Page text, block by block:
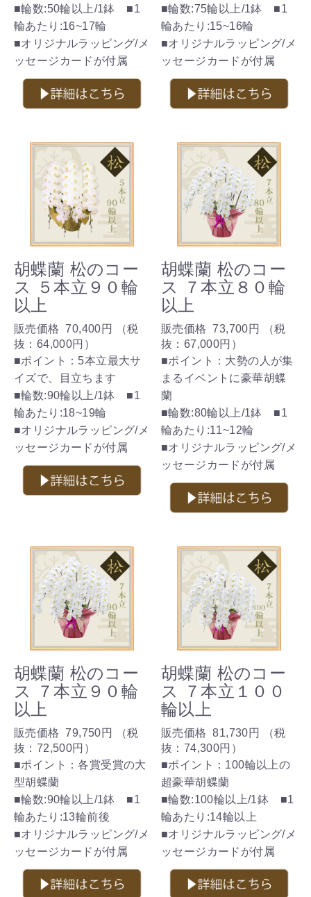
■輪数:50輪以上/1鉢 ■1
輪あたり:16~17輪
■オリジナルラッピング/メ
ッセージカードが付属
■輪数:75輪以上/1鉢 ■1
輪あたり:15~16輪
■オリジナルラッピング/メ
ッセージカードが付属
胡蝶蘭 松のコー
ス ５本立９０輪
以上
販売価格 70,400円
（税
抜： 64,000円 ）
■ポイント：5本立最大サ
イズで、目立ちます
■輪数:90輪以上/1鉢 ■1
輪あたり:18~19輪
■オリジナルラッピング/メ
ッセージカードが付属
胡蝶蘭 松のコー
ス ７本立８０輪
以上
販売価格 73,700円
（税
抜： 67,000円 ）
■ポイント：大勢の人が集
まるイベントに豪華胡蝶
蘭
■輪数:80輪以上/1鉢 ■1
輪あたり:11~12輪
■オリジナルラッピング/メ
ッセージカードが付属
胡蝶蘭 松のコー
ス ７本立９０輪
以上
販売価格 79,750円
（税
抜： 72,500円 ）
■ポイント：各賞受賞の大
型胡蝶蘭
■輪数:90輪以上/1鉢 ■1
輪あたり:13輪前後
■オリジナルラッピング/メ
ッセージカードが付属
胡蝶蘭 松のコー
ス ７本立１００
輪以上
販売価格 81,730円
（税
抜： 74,300円 ）
■ポイント：100輪以上の
超豪華胡蝶蘭
■輪数:100輪以上/1鉢 ■1
輪あたり:14輪以上
■オリジナルラッピング/メ
ッセージカードが付属